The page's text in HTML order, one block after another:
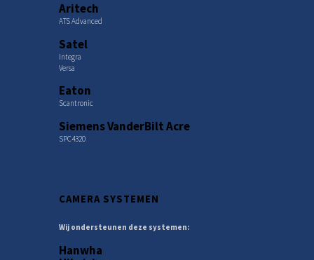
Aritech
ATS Advanced
Satel
Integra
Versa
Eaton
Scantronic
Siemens VanderBilt Acre
SPC4320
CAMERA SYSTEMEN
Wij ondersteunen deze systemen:
Hanwha